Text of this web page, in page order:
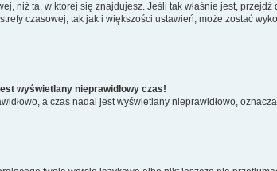
niż ta, w której się znajdujesz. Jeśli tak właśnie jest,
czasowej, tak jak i większości ustawień, może zostać
wyświetlany nieprawidłowy czas!
a czas nadal jest wyświetlany nieprawidłowo,